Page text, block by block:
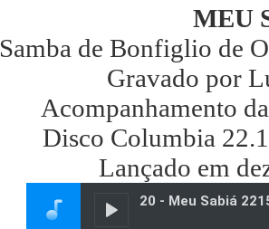
MEU
Samba de Bonfiglio de
Gravado por
Acompanhamento
Disco Columbia
Lançado em